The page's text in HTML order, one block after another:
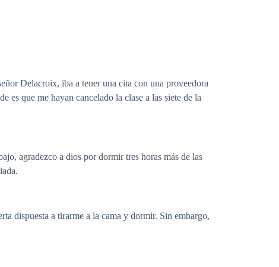
Delacroix, iba a tener una cita con una proveedora
es que me hayan cancelado la clase a las siete de la
agradezco a dios por dormir tres horas más de las
dispuesta a tirarme a la cama y dormir. Sin embargo,